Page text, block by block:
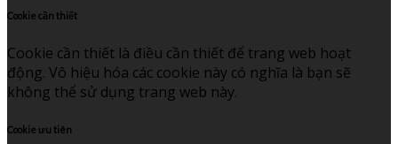
Cookie cần thiết
Cookie cần thiết là điều cần thiết để trang web hoạt
động. Vô hiệu hóa các cookie này có nghĩa là bạn sẽ
không thể sử dụng trang web này.
Cookie ưu tiên